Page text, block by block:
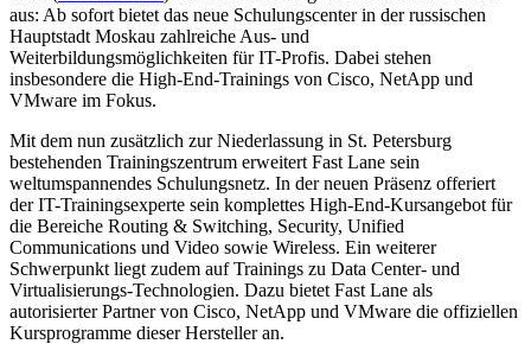
aus: Ab sofort bietet das neue Schulungscenter in der russischen
Hauptstadt Moskau zahlreiche Aus- und
Weiterbildungsmöglichkeiten für IT-Profis. Dabei stehen
insbesondere die High-End-Trainings von Cisco, NetApp und
VMware im Fokus.
Mit dem nun zusätzlich zur Niederlassung in St. Petersburg
bestehenden Trainingszentrum erweitert Fast Lane sein
weltumspannendes Schulungsnetz. In der neuen Präsenz offeriert
der IT-Trainingsexperte sein komplettes High-End-Kursangebot für
die Bereiche Routing & Switching, Security, Unified
Communications und Video sowie Wireless. Ein weiterer
Schwerpunkt liegt zudem auf Trainings zu Data Center- und
Virtualisierungs-Technologien. Dazu bietet Fast Lane als
autorisierter Partner von Cisco, NetApp und VMware die offiziellen
Kursprogramme dieser Hersteller an.